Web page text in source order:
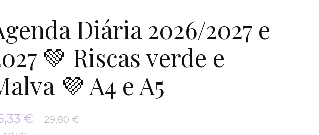
Diária 2026/2027 e
💚 Riscas verde e
💜 A4 e A5
€ 29,80 €